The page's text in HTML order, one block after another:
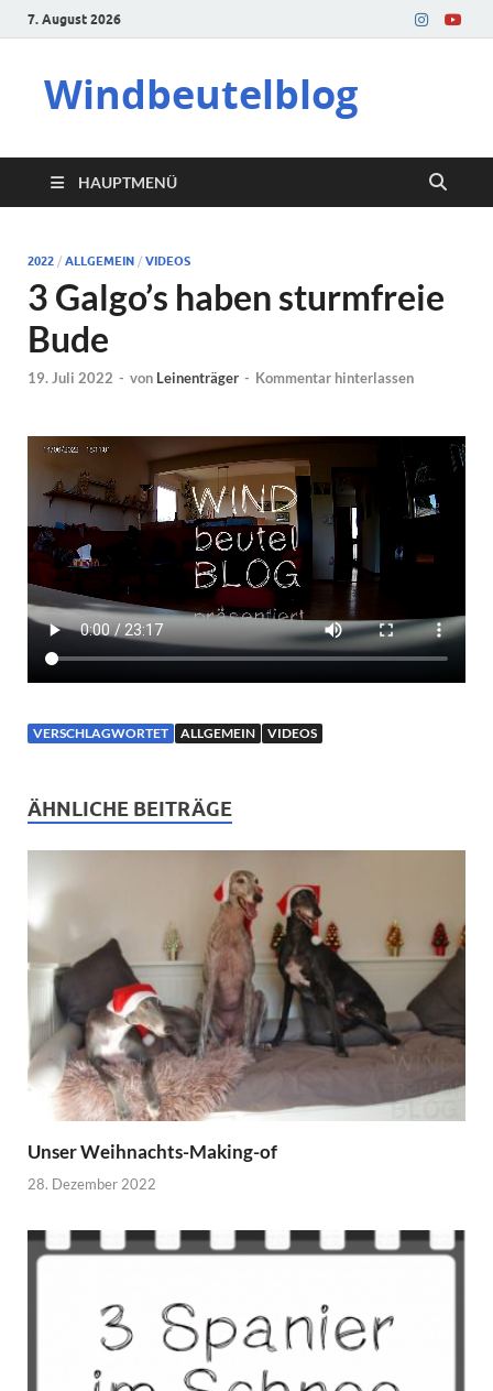
7. August 2026
Windbeutelblog
HAUPTMENÜ
2022 / ALLGEMEIN / VIDEOS
3 Galgo’s haben sturmfreie
Bude
19. Juli 2022 - von Leinenträger - Kommentar hinterlassen
VERSCHLAGWORTET ALLGEMEIN VIDEOS
ÄHNLICHE BEITRÄGE
Unser Weihnachts-Making-of
28. Dezember 2022